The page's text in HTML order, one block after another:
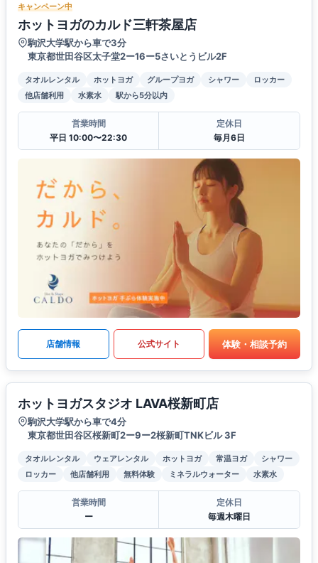
キャンペーン中
ホットヨガのカルド三軒茶屋店
駒沢大学駅から車で3分
東京都世田谷区太子堂2ー16ー5さいとうビル2F
タオルレンタル ホットヨガ グループヨガ シャワー
ロッカー
他店舗利用
水素水 駅から5分以内
営業時間
平日 10:00〜22:30
定休日
毎月6日
店舗情報 公式サイト 体験・相談予約
ホットヨガスタジオ LAVA桜新町店
駒沢大学駅から車で4分
東京都世田谷区桜新町2ー9ー2桜新町TNKビル 3F
タオルレンタル ウェアレンタル ホットヨガ 常温ヨガ
シャワー
ロッカー
他店舗利用 無料体験 ミネラルウォーター 水素水
営業時間
ー
定休日
毎週木曜日